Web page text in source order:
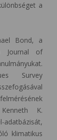
a
Bond, a
Journal of
Survey
K.
adatbázisát,
klimatikus